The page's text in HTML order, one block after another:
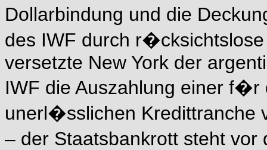
Dollarbindung und die
des IWF durch
versetzte New York der
IWF die Auszahlung einer f�r
unerl�sslichen Kredittranche
– der Staatsbankrott steht